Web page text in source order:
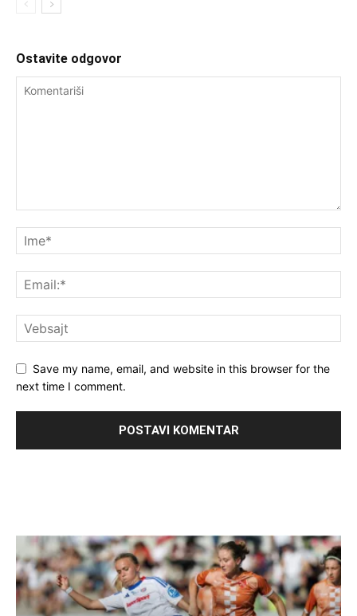
Ostavite odgovor
Save my name, email, and website in this browser for the
next time I comment.